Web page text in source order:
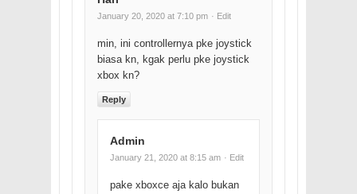
January 20, 2020 at 7:10 pm · Edit
min, ini controllernya pke joystick
biasa kn, kgak perlu pke joystick
xbox kn?
Reply
Admin
January 21, 2020 at 8:15 am · Edit
pake xboxce aja kalo bukan